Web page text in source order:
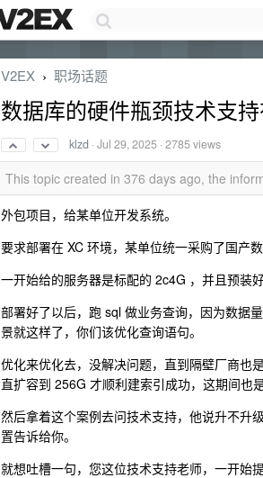
V2EX › 职场话题
数据库的硬件瓶颈技术支
klzd ·Jul 29, 2025 · 2785 views
This topic created in 376 days ago, the
外包项目，给某单位开发系统。
要求部署在 XC 环境，某单位统一采购了国产
一开始给的服务器是标配的 2c4G ，并且预装
部署好了以后，跑 sql 做业务查询，因为数据
景就这样了，你们该优化查询语句。
优化来优化去，没解决问题，直到隔壁厂商也
直扩容到 256G 才顺利建索引成功，这期间也
然后拿着这个案例去问技术支持，他说升不升
置告诉给你。
就想吐槽一句，您这位技术支持老师，一开始